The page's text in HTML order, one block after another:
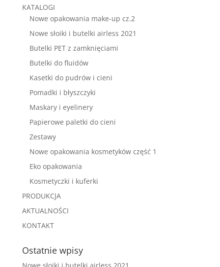
KATALOGI
Nowe opakowania make-up cz.2
Nowe słoiki i butelki airless 2021
Butelki PET z zamknięciami
Butelki do fluidów
Kasetki do pudrów i cieni
Pomadki i błyszczyki
Maskary i eyelinery
Papierowe paletki do cieni
Zestawy
Nowe opakowania kosmetyków część 1
Eko opakowania
Kosmetyczki i kuferki
PRODUKCJA
AKTUALNOŚCI
KONTAKT
Ostatnie wpisy